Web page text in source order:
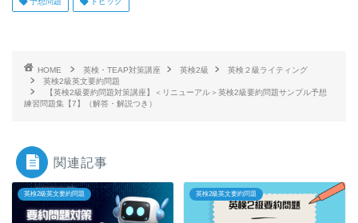
HOME 英検・TEAP対策講座 英検2級
英検２級ライティング
英検2級英文要約問題
【英検2級要約問題対策講座】＜リニューアル＞英検2級要約問題サンプル予想
練習問題集【7】（解答・解説つき）
関連記事
英検2級英文要約問題 英検2級英文要約問題